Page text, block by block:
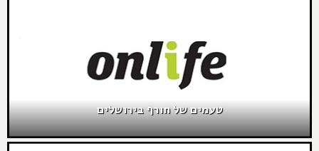
טעמים של חורף בירושלים